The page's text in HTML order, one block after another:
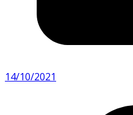
14/10/2021